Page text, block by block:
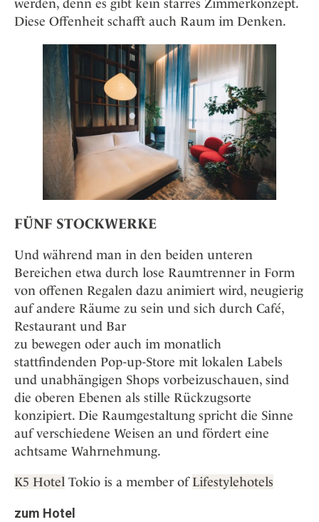
Diese Offenheit schafft auch Raum im Denken.
FÜNF STOCKWERKE
Und während man in den beiden unteren
Bereichen etwa durch lose Raumtrenner in Form
von offenen Regalen dazu animiert wird, neugierig
auf andere Räume zu sein und sich durch Café,
Restaurant und Bar
zu bewegen oder auch im monatlich
stattfindenden Pop-up-Store mit lokalen Labels
und unabhängigen Shops vorbeizuschauen, sind
die oberen Ebenen als stille Rückzugsorte
konzipiert. Die Raumgestaltung spricht die Sinne
auf verschiedene Weisen an und fördert eine
achtsame Wahrnehmung.
K5 Hotel Tokio is a member ofLifestylehotels
zum Hotel